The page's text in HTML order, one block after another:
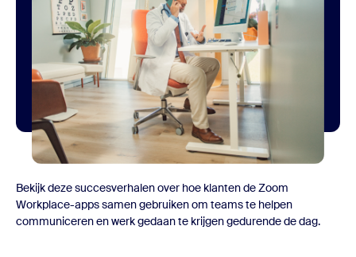
Bekijk deze succesverhalen over hoe klanten de Zoom
Workplace-apps samen gebruiken om teams te helpen
communiceren en werk gedaan te krijgen gedurende de dag.